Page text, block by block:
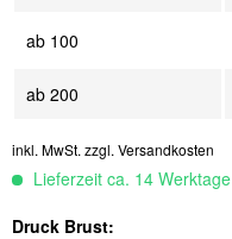
ab 100
ab 200
inkl. MwSt. zzgl. Versandkosten
Lieferzeit ca. 14 Werktage
Druck Brust: